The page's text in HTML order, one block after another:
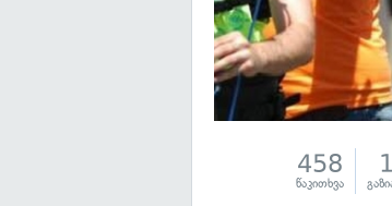
458
წაკითხვა